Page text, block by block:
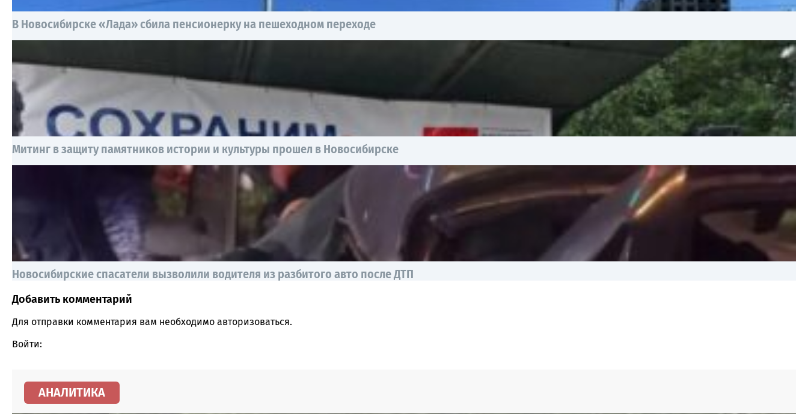
В Новосибирске «Лада» сбила пенсионерку на пешеходном переходе
Митинг в защиту памятников истории и культуры прошел в Новосибирске
Новосибирские спасатели вызволили водителя из разбитого авто после ДТП
Comment section
Добавить комментарий
Для отправки комментария вам необходимо авторизоваться.
Войти:
АНАЛИТИКА